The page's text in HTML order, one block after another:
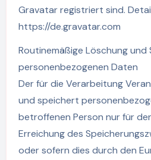
Gravatar registriert sind.
https://de.gravatar.com
Routinemäßige Löschung und
personenbezogenen Daten
Der für die Verarbeitung
und speichert
betroffenen Person nur für
Erreichung des
oder sofern dies durch den